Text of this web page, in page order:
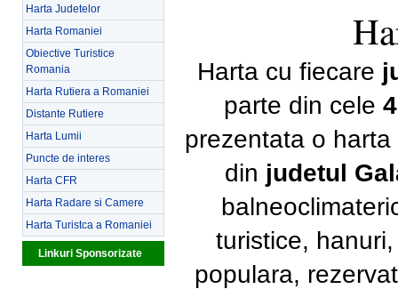
Harta Judetelor
Harta Romaniei
Obiective Turistice
Romania
Harta Rutiera a Romaniei
Distante Rutiere
Harta Lumii
Puncte de interes
Harta CFR
Harta Radare si Camere
Harta Turistca a Romaniei
Linkuri Sponsorizate
Harta cu fiecare
parte din cele
prezentata o
din judetul
turistice,
populara,